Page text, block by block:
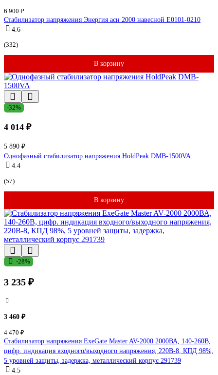
6 900 ₽
Стабилизатор напряжения Энергия асн 2000 навесной Е0101-0210
4.6
(332)
В корзину
-32%
4 014 ₽
5 890 ₽
Однофазный стабилизатор напряжения HoldPeak DMB-1500VA
4.4
(57)
В корзину
-28%
3 235 ₽
3 460 ₽
4 470 ₽
Стабилизатор напряжения ExeGate Master AV-2000 2000ВА, 140-260В,
цифр. индикация входного/выходного напряжения, 220В-8, КПД 98%,
5 уровней защиты, задержка, металлический корпус 291739
4.5